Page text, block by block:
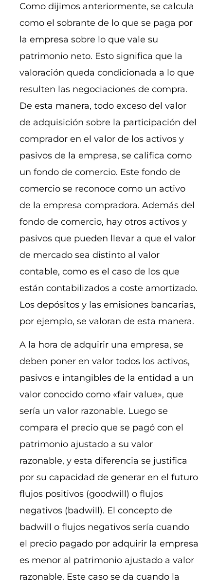
Como dijimos anteriormente, se calcula
como el sobrante de lo que se paga por
la empresa sobre lo que vale su
patrimonio neto. Esto significa que la
valoración queda condicionada a lo que
resulten las negociaciones de compra.
De esta manera, todo exceso del valor
de adquisición sobre la participación del
comprador en el valor de los activos y
pasivos de la empresa, se califica como
un fondo de comercio. Este fondo de
comercio se reconoce como un activo
de la empresa compradora. Además del
fondo de comercio, hay otros activos y
pasivos que pueden llevar a que el valor
de mercado sea distinto al valor
contable, como es el caso de los que
están contabilizados a coste amortizado.
Los depósitos y las emisiones bancarias,
por ejemplo, se valoran de esta manera.
A la hora de adquirir una empresa, se
deben poner en valor todos los activos,
pasivos e intangibles de la entidad a un
valor conocido como «fair value», que
sería un valor razonable. Luego se
compara el precio que se pagó con el
patrimonio ajustado a su valor
razonable, y esta diferencia se justifica
por su capacidad de generar en el futuro
flujos positivos (goodwill) o flujos
negativos (badwill). El concepto de
badwill o flujos negativos sería cuando
el precio pagado por adquirir la empresa
es menor al patrimonio ajustado a valor
razonable. Este caso se da cuando la